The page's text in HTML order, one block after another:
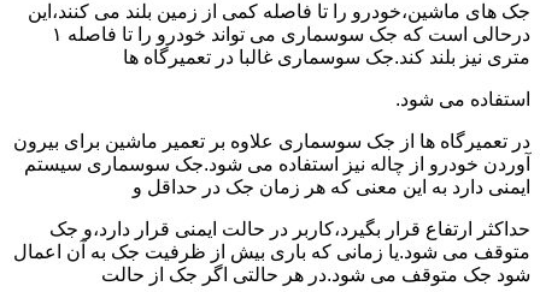
جک های ماشین،خودرو را تا فاصله کمی از زمین بلند می کنند،این
درحالی است که جک سوسماری می تواند خودرو را تا فاصله ۱
متری نیز بلند کند.جک سوسماری غالبا در تعمیرگاه ها
استفاده می شود.
در تعمیرگاه ها از جک سوسماری علاوه بر تعمیر ماشین برای بیرون
آوردن خودرو از چاله نیز استفاده می شود.جک سوسماری سیستم
ایمنی دارد به این معنی که هر زمان جک در حداقل و
حداکثر ارتفاع قرار بگیرد،کاربر در حالت ایمنی قرار دارد،و جک
متوقف می شود.یا زمانی که باری بیش از ظرفیت جک به آن اعمال
شود جک متوقف می شود.در هر حالتی اگر جک از حالت